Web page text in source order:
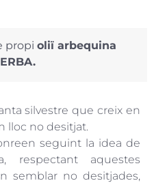
propi oliï arbequina
silvestre que creix en
lloc no desitjat.
seguint la idea de
respectant aquestes
semblar no desitjades,